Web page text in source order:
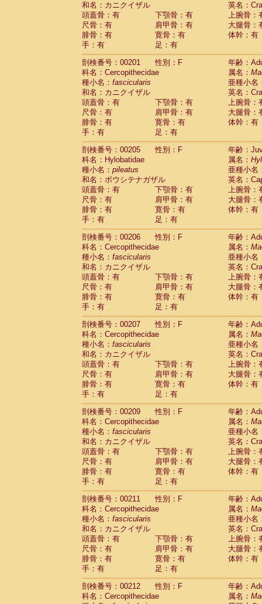
和名：カニクイザル
英名：
頭蓋骨：有
下顎骨：有
上腕骨：
尺骨：有
肩甲骨：有
大腿骨：
腓骨：有
寛骨：有
体幹：有
手：有
足：有
剖検番号：00201
性別：F
年齢：
科名：Cercopithecidae
属名：
種小名： fascicularis
亜種小名
和名：カニクイザル
英名：
頭蓋骨：有
下顎骨：有
上腕骨：
尺骨：有
肩甲骨：有
大腿骨：
腓骨：有
寛骨：有
体幹：有
手：有
足：有
剖検番号：00205
性別：F
年齢：
科名：Hylobatidae
属名：
種小名： pileatus
亜種小名
和名：ボウシテナガザル
英名：
頭蓋骨：有
下顎骨：有
上腕骨：
尺骨：有
肩甲骨：有
大腿骨：
腓骨：有
寛骨：有
体幹：有
手：有
足：有
剖検番号：00206
性別：F
年齢：
科名：Cercopithecidae
属名：
種小名： fascicularis
亜種小名
和名：カニクイザル
英名：
頭蓋骨：有
下顎骨：有
上腕骨：
尺骨：有
肩甲骨：有
大腿骨：
腓骨：有
寛骨：有
体幹：有
手：有
足：有
剖検番号：00207
性別：F
年齢：
科名：Cercopithecidae
属名：
種小名： fascicularis
亜種小名
和名：カニクイザル
英名：
頭蓋骨：有
下顎骨：有
上腕骨：
尺骨：有
肩甲骨：有
大腿骨：
腓骨：有
寛骨：有
体幹：有
手：有
足：有
剖検番号：00209
性別：F
年齢：
科名：Cercopithecidae
属名：
種小名： fascicularis
亜種小名
和名：カニクイザル
英名：
頭蓋骨：有
下顎骨：有
上腕骨：
尺骨：有
肩甲骨：有
大腿骨：
腓骨：有
寛骨：有
体幹：有
手：有
足：有
剖検番号：00211
性別：F
年齢：
科名：Cercopithecidae
属名：
種小名： fascicularis
亜種小名
和名：カニクイザル
英名：
頭蓋骨：有
下顎骨：有
上腕骨：
尺骨：有
肩甲骨：有
大腿骨：
腓骨：有
寛骨：有
体幹：有
手：有
足：有
剖検番号：00212
性別：F
年齢：
科名：Cercopithecidae
属名：